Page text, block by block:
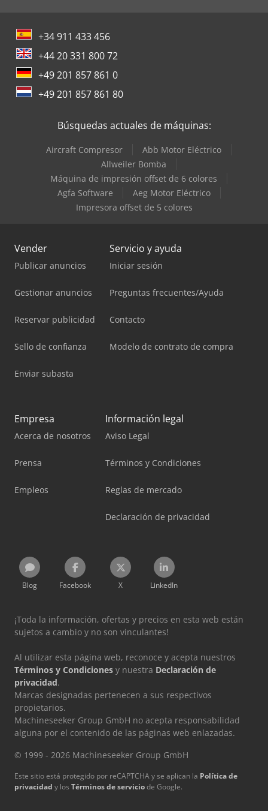
+34 911 433 456
+44 20 331 800 72
+49 201 857 861 0
+49 201 857 861 80
Búsquedas actuales de máquinas:
Aircraft Compresor
Abb Motor Eléctrico
Allweiler Bomba
Máquina de impresión offset de 6 colores
Agfa Software
Aeg Motor Eléctrico
Impresora offset de 5 colores
Vender
Publicar anuncios
Gestionar anuncios
Reservar publicidad
Sello de confianza
Enviar subasta
Servicio y ayuda
Iniciar sesión
Preguntas frecuentes/Ayuda
Contacto
Modelo de contrato de compra
Empresa
Acerca de nosotros
Prensa
Empleos
Información legal
Aviso Legal
Términos y Condiciones
Reglas de mercado
Declaración de privacidad
Blog Facebook X LinkedIn
¡Toda la información, ofertas y precios en esta web están
sujetos a cambio y no son vinculantes!
Al utilizar esta página web, reconoce y acepta nuestros
Términos y Condiciones y nuestra Declaración de
privacidad.
Marcas designadas pertenecen a sus respectivos
propietarios.
Machineseeker Group GmbH no acepta responsabilidad
alguna por el contenido de las páginas web enlazadas.
© 1999 - 2026 Machineseeker Group GmbH
Este sitio está protegido por reCAPTCHA y se aplican la Política de
privacidad y los Términos de serviciode Google.